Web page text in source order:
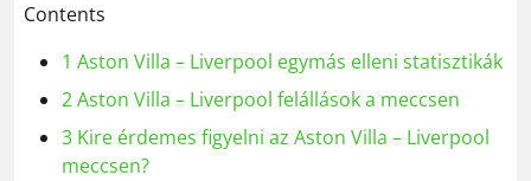
Contents
1 Aston Villa – Liverpool egymás elleni statisztikák
2Aston Villa – Liverpool felállások a meccsen
3 Kire érdemes figyelni az Aston Villa – Liverpool
meccsen?